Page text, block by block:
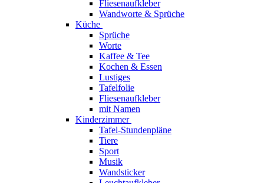
Fliesenaufkleber
Wandworte & Sprüche
Küche
Sprüche
Worte
Kaffee & Tee
Kochen & Essen
Lustiges
Tafelfolie
Fliesenaufkleber
mit Namen
Kinderzimmer
Tafel-Stundenpläne
Tiere
Sport
Musik
Wandsticker